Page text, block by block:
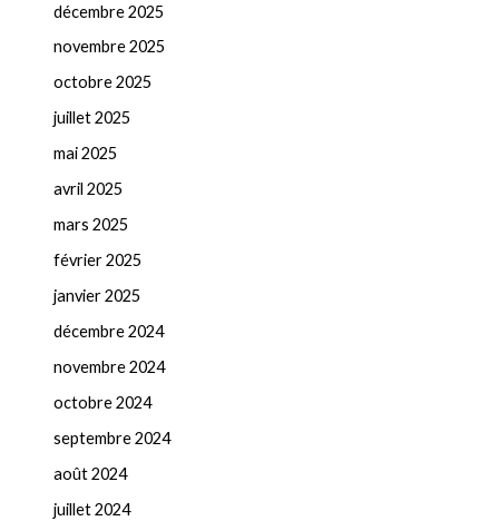
décembre 2025
novembre 2025
octobre 2025
juillet 2025
mai 2025
avril 2025
mars 2025
février 2025
janvier 2025
décembre 2024
novembre 2024
octobre 2024
septembre 2024
août 2024
juillet 2024